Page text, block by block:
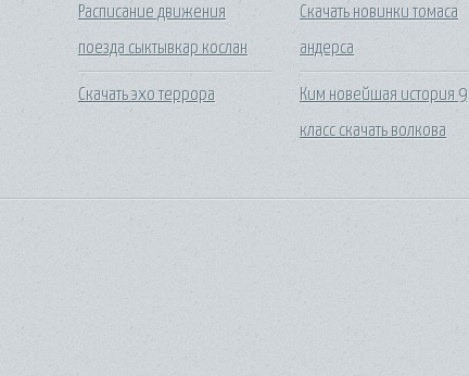
Расписание движения
поезда сыктывкар кослан
Скачать эхо террора
Скачать новинки томаса
андерса
Ким новейшая история 9
класс скачать волкова